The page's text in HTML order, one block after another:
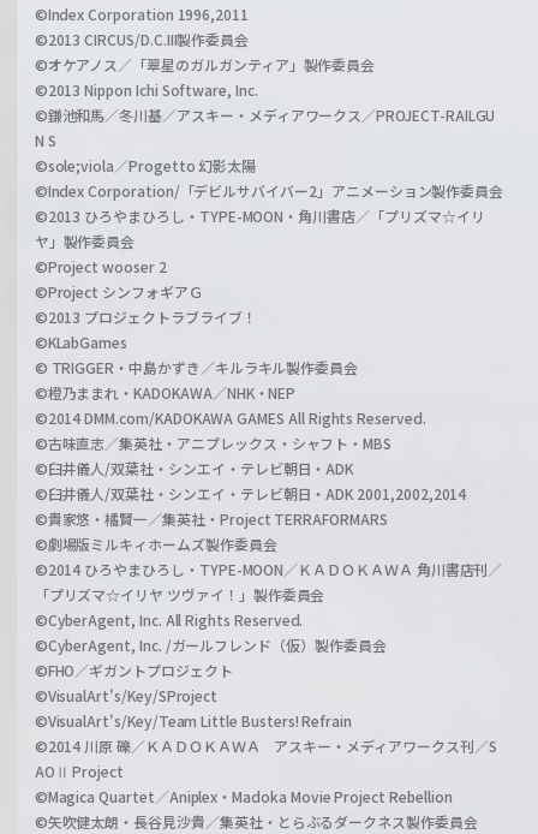
©Index Corporation 1996,2011
©2013 CIRCUS/D.C.III製作委員会
©オケアノス／「翠星のガルガンティア」製作委員会
©2013 Nippon Ichi Software, Inc.
©鎌池和馬／冬川基／アスキー・メディアワークス／PROJECT-RAILGU
N S
©sole;viola／Progetto 幻影太陽
©Index Corporation/「デビルサバイバー2」アニメーション製作委員会
©2013 ひろやまひろし・TYPE-MOON・角川書店／「プリズマ☆イリ
ヤ」製作委員会
©Project wooser 2
©Project シンフォギアＧ
©2013 プロジェクトラブライブ！
©KLabGames
© TRIGGER・中島かずき／キルラキル製作委員会
©橙乃ままれ・KADOKAWA／NHK・NEP
©2014 DMM.com/KADOKAWA GAMES All Rights Reserved.
©古味直志／集英社・アニプレックス・シャフト・MBS
©臼井儀人/双葉社・シンエイ・テレビ朝日・ADK
©臼井儀人/双葉社・シンエイ・テレビ朝日・ADK 2001,2002,2014
©貴家悠・橘賢一／集英社・Project TERRAFORMARS
©劇場版ミルキィホームズ製作委員会
©2014 ひろやまひろし・TYPE-MOON／ＫＡＤＯＫＡＷＡ 角川書店刊／
「プリズマ☆イリヤ ツヴァイ！」製作委員会
©CyberAgent, Inc. All Rights Reserved.
©CyberAgent, Inc. /ガールフレンド（仮）製作委員会
©FHO／ギガントプロジェクト
©VisualArt's/Key/SProject
©VisualArt's/Key/Team Little Busters! Refrain
©2014 川原 礫／ＫＡＤＯＫＡＷＡ アスキー・メディアワークス刊／S
AOⅡ Project
©Magica Quartet／Aniplex・Madoka Movie Project Rebellion
©矢吹健太朗・長谷見沙貴／集英社・とらぶるダークネス製作委員会